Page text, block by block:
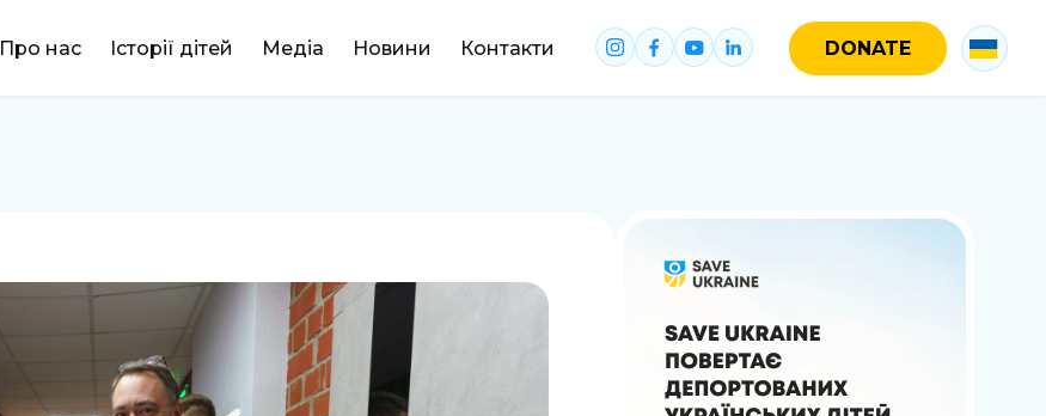
Про нас Історії дітей Медіа Новини Контакти DONATE
DONATE